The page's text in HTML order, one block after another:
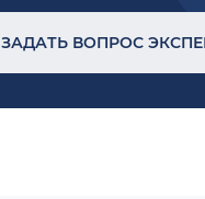
ЗАДАТЬ ВОПРОС